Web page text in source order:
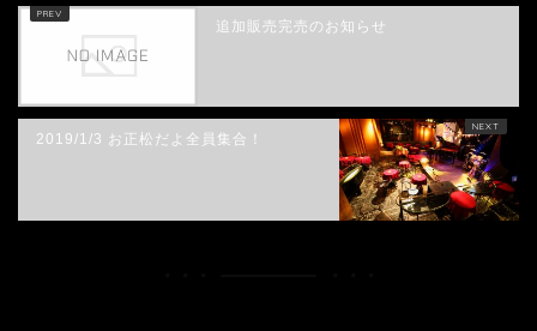
追加販売完売のお知らせ
2019/1/3 お正松だよ全員集合！